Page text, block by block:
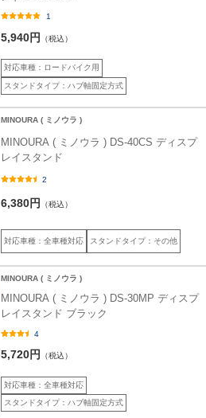
1
5,940円 （税込）
対応車種：ロードバイク用
スタンドタイプ：ハブ軸固定方式
MINOURA ( ミノウラ )
MINOURA ( ミノウラ ) DS-40CS ディスプ
レイスタンド
2
6,380円 （税込）
対応車種：全車種対応 スタンドタイプ：その他
MINOURA ( ミノウラ )
MINOURA ( ミノウラ ) DS-30MP ディスプ
レイスタンド ブラック
4
5,720円 （税込）
対応車種：全車種対応
スタンドタイプ：ハブ軸固定方式